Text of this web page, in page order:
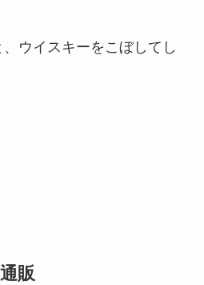
ウイスキーをこぼしてし
販